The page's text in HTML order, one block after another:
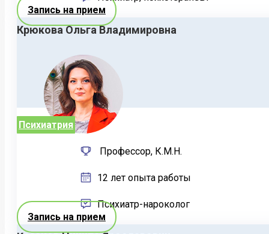
Запись на прием
Крюкова Ольга Владимировна
Психиатрия
Профессор, К.М.Н.
12 лет опыта работы
Психиатр-нароколог
Запись на прием